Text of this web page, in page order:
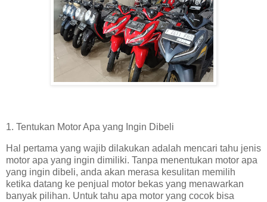
1. Tentukan Motor Apa yang Ingin Dibeli
Hal pertama yang wajib dilakukan adalah mencari tahu jenis
motor apa yang ingin dimiliki. Tanpa menentukan motor apa
yang ingin dibeli, anda akan merasa kesulitan memilih
ketika datang ke penjual motor bekas yang menawarkan
banyak pilihan. Untuk tahu apa motor yang cocok bisa